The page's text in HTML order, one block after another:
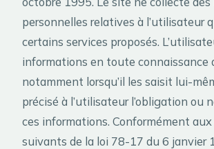
personnelles relatives à l’utilisateur
certains services proposés.
informations en toute connaissance
notamment lorsqu’il les saisit lui-
précisé à l’utilisateur l’obligation ou
ces informations. Conformément
suivants de la loi 78-17 du 6 janvier